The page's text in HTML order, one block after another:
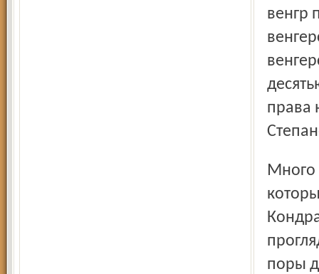
венгр
права
Много было выходцев из других европейских стран,
поры